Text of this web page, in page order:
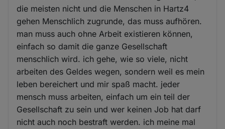
die meisten nicht und die Menschen in Hartz4
gehen Menschlich zugrunde, das muss aufhören.
man muss auch ohne Arbeit existieren können,
einfach so damit die ganze Gesellschaft
menschlich wird. ich gehe, wie so viele, nicht
arbeiten des Geldes wegen, sondern weil es mein
leben bereichert und mir spaß macht. jeder
mensch muss arbeiten, einfach um ein teil der
Gesellschaft zu sein und wer keinen Job hat darf
nicht auch noch bestraft werden. ich meine mal